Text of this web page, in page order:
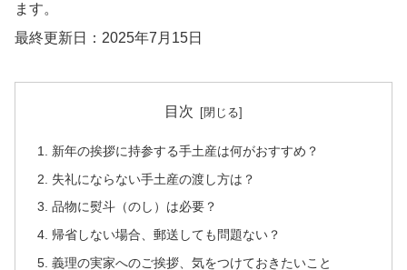
ます。
最終更新日：2025年7月15日
目次
新年の挨拶に持参する手土産は何がおすすめ？
失礼にならない手土産の渡し方は？
品物に熨斗（のし）は必要？
帰省しない場合、郵送しても問題ない？
義理の実家へのご挨拶、気をつけておきたいこと